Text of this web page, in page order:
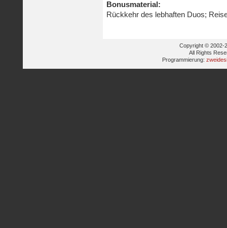
Bonusmaterial:
Rückkehr des lebhaften Duos;
Copyright © 2002-
All Rights
Programmierung: